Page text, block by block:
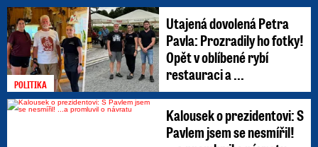
POLITIKA
Utajená dovolená Petra
Pavla: Prozradily ho fotky!
Opět v oblíbené rybí
restauraci a ...
Kalousek o prezidentovi: S
Pavlem jsem se nesmířil!